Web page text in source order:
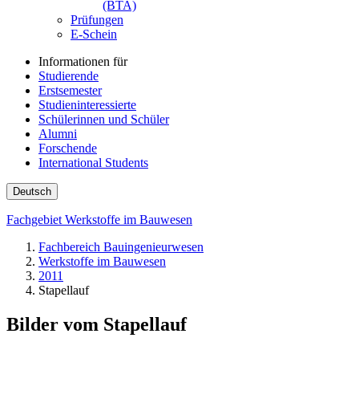
(BTA)
Prüfungen
E-Schein
Informationen für
Studierende
Erstsemester
Studieninteressierte
Schülerinnen und Schüler
Alumni
Forschende
International Students
Deutsch
Fachgebiet Werkstoffe im Bauwesen
Fachbereich Bauingenieurwesen
Werkstoffe im Bauwesen
2011
Stapellauf
Bilder vom Stapellauf